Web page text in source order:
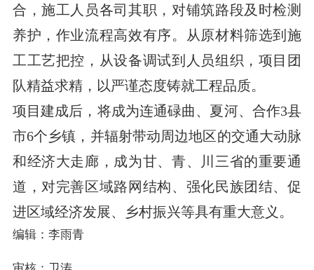
合，施工人员各司其职，对铺筑路段及时检测
养护，作业流程高效有序。从原材料筛选到施
工工艺把控，从设备调试到人员组织，项目团
队精益求精，以严谨态度铸就工程品质。
项目建成后，将成为连通碌曲、夏河、合作3县
市6个乡镇，并辐射带动周边地区的交通大动脉
和经济大走廊，成为甘、青、川三省的重要通
道，对完善区域路网结构、强化民族团结、促
进区域经济发展、乡村振兴等具有重大意义。
编辑：李雨青